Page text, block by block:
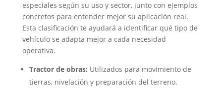
especiales según su uso y sector, junto con ejemplos
concretos para entender mejor su aplicación real.
Esta clasificación te ayudará a identificar qué tipo de
vehículo se adapta mejor a cada necesidad
operativa.
Tractor de obras: Utilizados para movimiento de
tierras, nivelación y preparación del terreno.